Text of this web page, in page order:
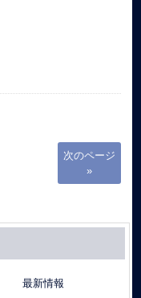
次のページ
»
最新情報